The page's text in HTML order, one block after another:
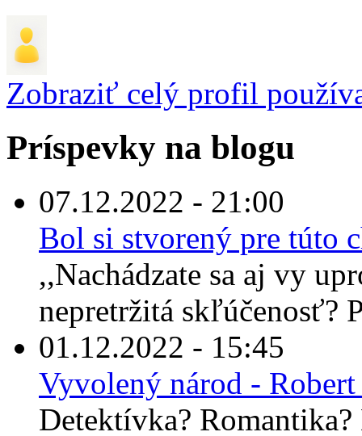
Zobraziť celý profil
Príspevky na blogu
07.12.2022 - 21:00
Bol si stvorený pre túto
,,Nachádzate sa aj vy
nepretržitá skľúčenosť?
01.12.2022 - 15:45
Vyvolený národ -
Detektívka?